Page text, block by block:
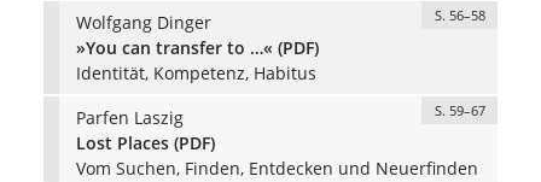
Wolfgang Dinger
S. 56–58
»You can transfer to …« (PDF)
Identität, Kompetenz, Habitus
Parfen Laszig
S. 59–67
Lost Places (PDF)
Vom Suchen, Finden, Entdecken und Neuerfinden